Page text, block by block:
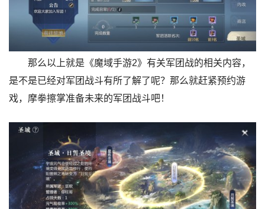
那么以上就是《魔域手游2》有关军团战的相关内容，
是不是已经对军团战斗有所了解了呢？那么就赶紧预约游
戏，摩拳擦掌准备未来的军团战斗吧！